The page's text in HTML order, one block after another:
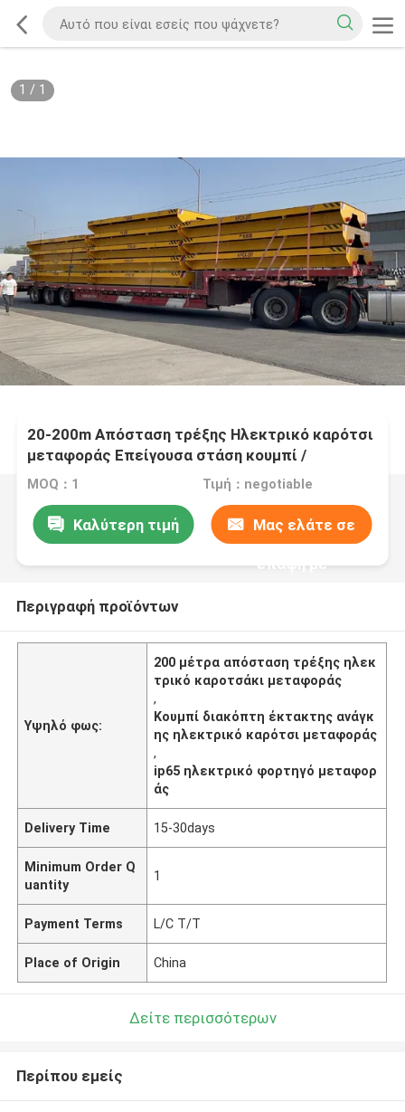
1 / 1
20-200m Απόσταση τρέξης Ηλεκτρικό καρότσι
μεταφοράς Επείγουσα στάση κουμπί /
περιοριστής ταχύτητας
MOQ：1 Τιμή：negotiable
Καλύτερη τιμή Μας ελάτε σε
επαφή με
Περιγραφή προϊόντων
Υψηλό φως:
200 μέτρα απόσταση τρέξης ηλεκ
τρικό καροτσάκι μεταφοράς
,
Κουμπί διακόπτη έκτακτης ανάγκ
ης ηλεκτρικό καρότσι μεταφοράς
,
ip65 ηλεκτρικό φορτηγό μεταφορ
άς
Delivery Time 15-30days
Minimum Order Q
uantity
1
Payment Terms L/C T/T
Place of Origin China
Δείτε περισσότερων
Περίπου εμείς